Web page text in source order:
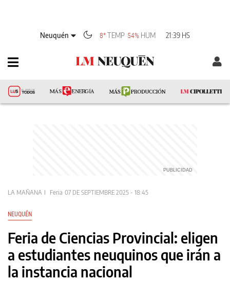
Neuquén 8° TEMP 54% HUM 21:39 HS
LA MAÑANA Feria 07 DE SEPTIEMBRE 2025 - 18:45
NEUQUÉN
Feria de Ciencias Provincial: eligen
a estudiantes neuquinos que irán a
la instancia nacional